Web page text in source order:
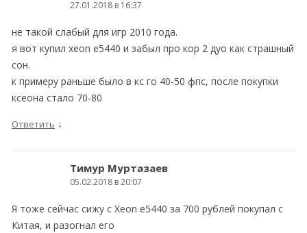
27.01.2018 в 16:37
не такой слабый для игр 2010 года.
я вот купил xeon e5440 и забыл про кор 2 дуо как страшный
сон.
к примеру раньше было в кс го 40-50 фпс, после покупки
ксеона стало 70-80
Ответить ↓
Тимур Муртазаев
05.02.2018 в 20:07
Я тоже сейчас сижу с Xeon e5440 за 700 рублей покупал с
Китая, и разогнал его